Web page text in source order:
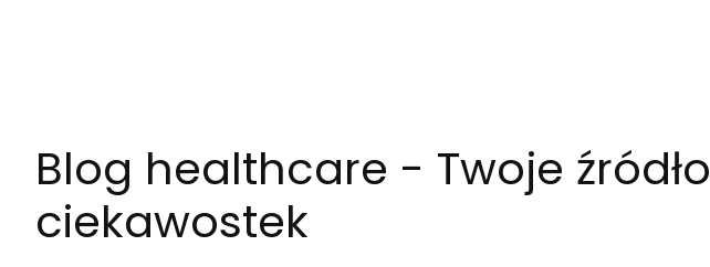
Blog healthcare - Twoje źródło
ciekawostek